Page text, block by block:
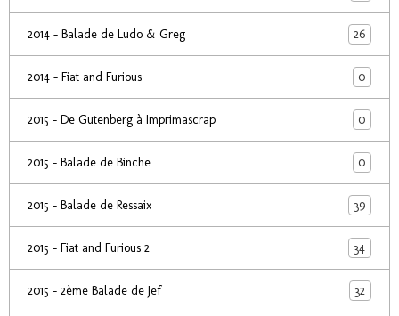
2014 - Balade de Ludo & Greg 26
2014 - Fiat and Furious 0
2015 - De Gutenberg à Imprimascrap 0
2015 - Balade de Binche 0
2015 - Balade de Ressaix 39
2015 - Fiat and Furious 2 34
2015 - 2ème Balade de Jef 32